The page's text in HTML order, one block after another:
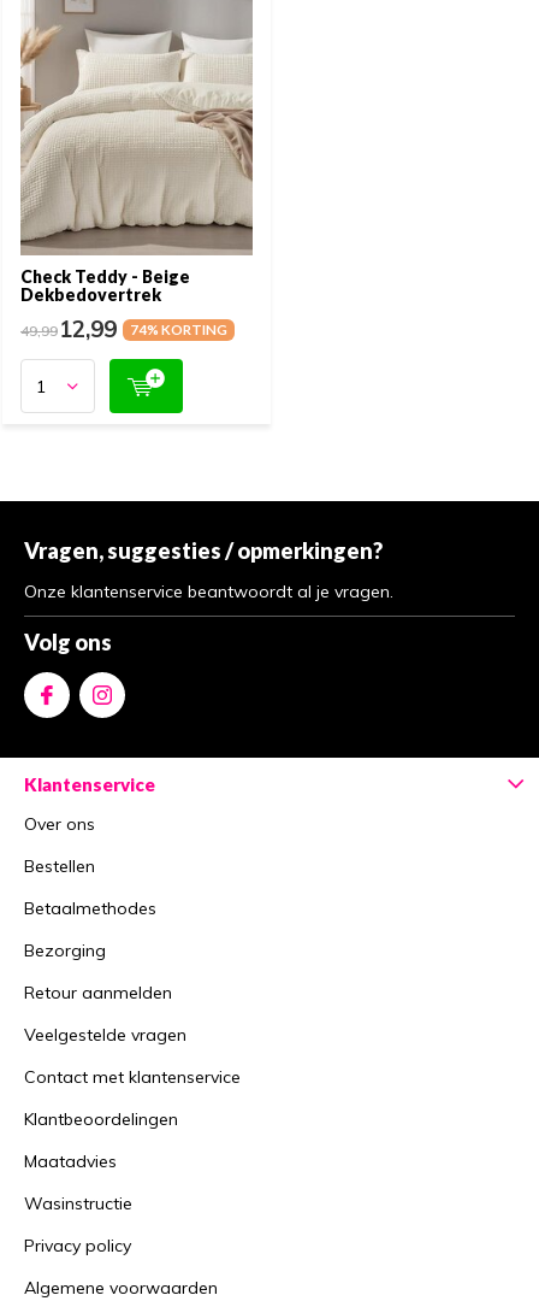
Check Teddy - Beige
Dekbedovertrek
49,9912,99 74% KORTING
Vragen, suggesties / opmerkingen?
Onze klantenservice beantwoordt al je vragen.
Volg ons
Klantenservice
Over ons
Bestellen
Betaalmethodes
Bezorging
Retour aanmelden
Veelgestelde vragen
Contact met klantenservice
Klantbeoordelingen
Maatadvies
Wasinstructie
Privacy policy
Algemene voorwaarden